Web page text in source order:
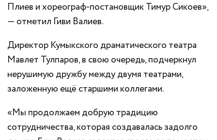
Плиев и хореограф-постановщик Тимур Сикоев»,
— отметил Гиви Валиев.
Директор Кумыкского драматического театра
Мавлет Тулпаров, в свою очередь, подчеркнул
нерушимую дружбу между двумя театрами,
заложенную ещё старшими коллегами.
«Мы продолжаем добрую традицию
сотрудничества, которая создавалась задолго